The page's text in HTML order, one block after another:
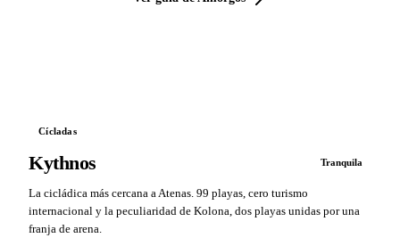
Cícladas
Kythnos Tranquila
La cicládica más cercana a Atenas. 99 playas, cero turismo
internacional y la peculiaridad de Kolona, dos playas unidas por una
franja de arena.